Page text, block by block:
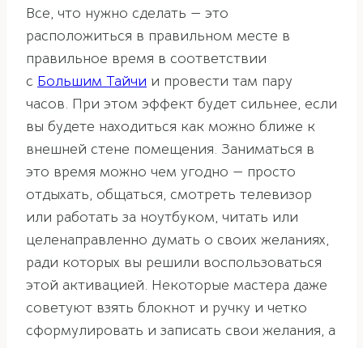
Все, что нужно сделать — это
расположиться в правильном месте в
правильное время в соответствии
с Большим Тайчи и провести там пару
часов. При этом эффект будет сильнее, если
вы будете находиться как можно ближе к
внешней стене помещения. Заниматься в
это время можно чем угодно — просто
отдыхать, общаться, смотреть телевизор
или работать за ноутбуком, читать или
целенаправленно думать о своих желаниях,
ради которых вы решили воспользоваться
этой активацией. Некоторые мастера даже
советуют взять блокнот и ручку и четко
сформулировать и записать свои желания, а